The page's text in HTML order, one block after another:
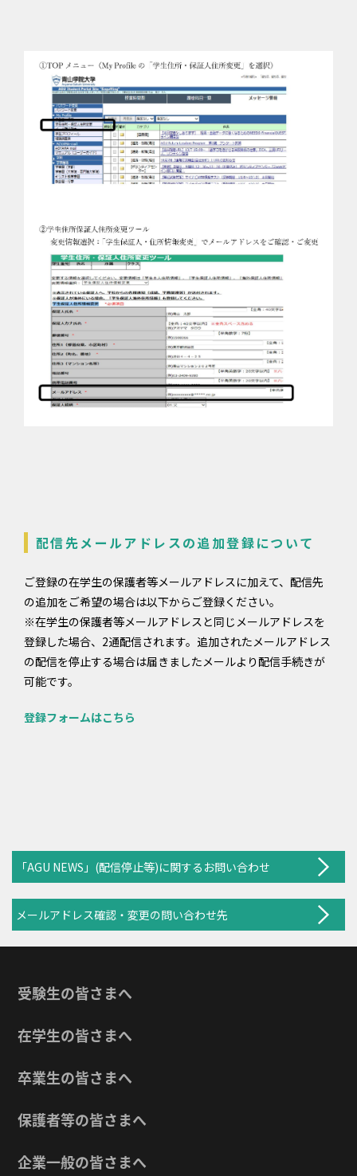
配信先メールアドレスの追加登録について
ご登録の在学生の保護者等メールアドレスに加えて、配信先
の追加をご希望の場合は以下からご登録ください。
※在学生の保護者等メールアドレスと同じメールアドレスを
登録した場合、2通配信されます。追加されたメールアドレス
の配信を停止する場合は届きましたメールより配信手続きが
可能です。
登録フォームはこちら
「AGU NEWS」(配信停止等)に関するお問い合わせ
メールアドレス確認・変更の問い合わせ先
受験生の皆さまへ
在学生の皆さまへ
卒業生の皆さまへ
保護者等の皆さまへ
企業一般の皆さまへ